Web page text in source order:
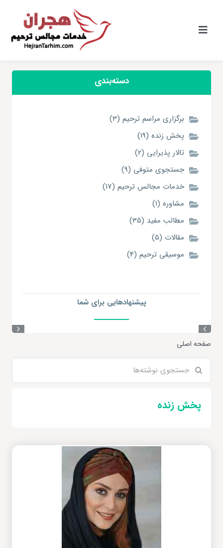
content
کنترلر
دسته‌بندی
برگزاری مراسم ترحیم (3)
پخش زنده (19)
تالار پذیرایی (2)
جستجوی متوفی (9)
خدمات مجالس ترحیم (17)
مشاوره (1)
مطالب مفید (35)
مقالات (5)
موسیقی ترحیم (4)
پیشنهاد‌هایی برای شما
صفحه اصلی
برای:
پخش زنده